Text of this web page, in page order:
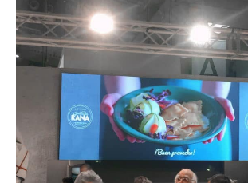
Fiere 31 Marzo 2019